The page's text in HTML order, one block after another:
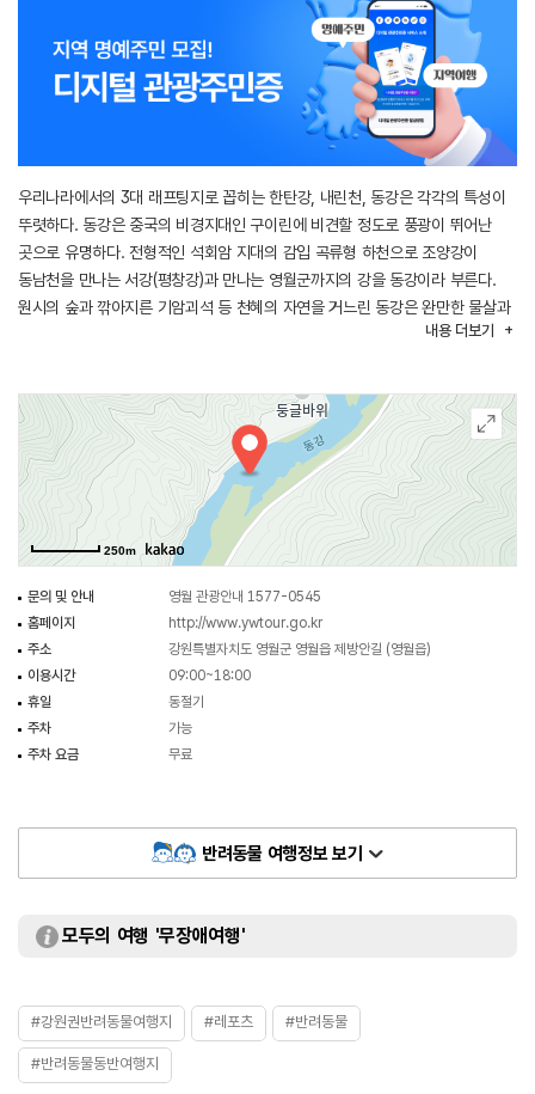
우리나라에서의 3대 래프팅지로 꼽히는 한탄강, 내린천, 동강은 각각의 특성이
뚜렷하다. 동강은 중국의 비경지대인 구이린에 비견할 정도로 풍광이 뛰어난
곳으로 유명하다. 전형적인 석회암 지대의 감입 곡류형 하천으로 조양강이
동남천을 만나는 서강(평창강)과 만나는 영월군까지의 강을 동강이라 부른다.
원시의 숲과 깎아지른 기암괴석 등 천혜의 자연을 거느린 동강은 완만한 물살과
급류를 모두 갖추고 있다. 온몸의 힘을 모아 물살을 헤치며 노를 저어야 하기에
스릴이 있는 래프팅의 참맛을 느낄 수 있다.
내용 더보기
250m
문의 및 안내
영월 관광안내 1577-0545
홈페이지
http://www.ywtour.go.kr
주소
강원특별자치도 영월군 영월읍 제방안길 (영월읍)
이용시간
09:00~18:00
휴일
동절기
주차
가능
주차 요금
무료
반려동물 여행정보 보기
모두의 여행 '무장애여행'
#강원권반려동물여행지 #레포츠 #반려동물
#반려동물동반여행지